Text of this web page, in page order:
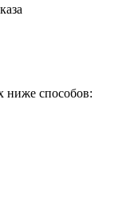
ниже способов: